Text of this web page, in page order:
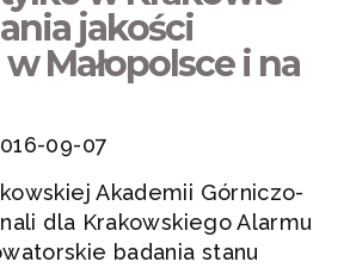
jakości
Małopolsce i na
09-07
Akademii Górniczo-
dla Krakowskiego Alarmu
badania stanu